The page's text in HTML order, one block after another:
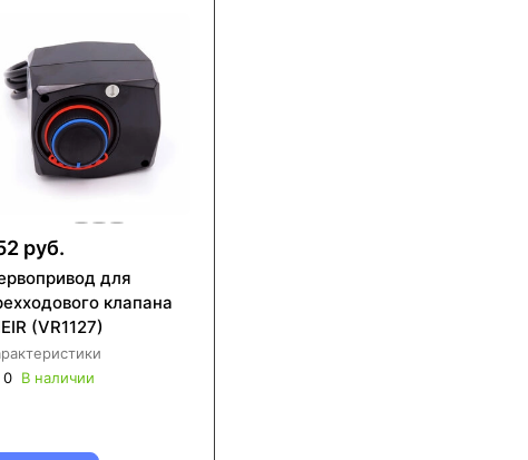
руб.
для
клапана
(VR1127)
0 В наличии